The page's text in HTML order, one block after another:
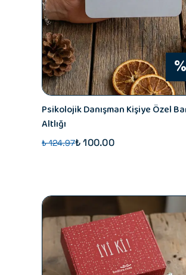
Psikolojik Danışman Kişiye Özel
Altlığı
₺ 124.97₺ 100.00